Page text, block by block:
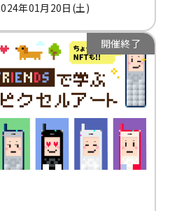
年01月20日(土)
開催終了